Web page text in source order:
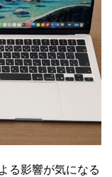
る影響が気になる